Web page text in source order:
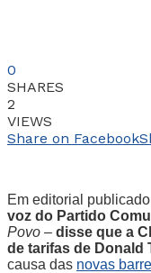
0
SHARES
2
VIEWS
Share on Facebook
Em editorial
voz do Partido
Povo – disse que a
de tarifas de Donald
causa das novas